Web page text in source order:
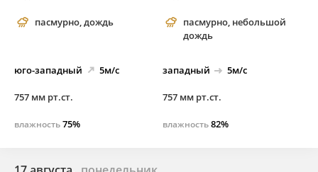
пасмурно, дождь
юго-западный 5м/с
757 мм рт.ст.
влажность75%
пасмурно, небольшой
дождь
западный 5м/с
757 мм рт.ст.
влажность82%